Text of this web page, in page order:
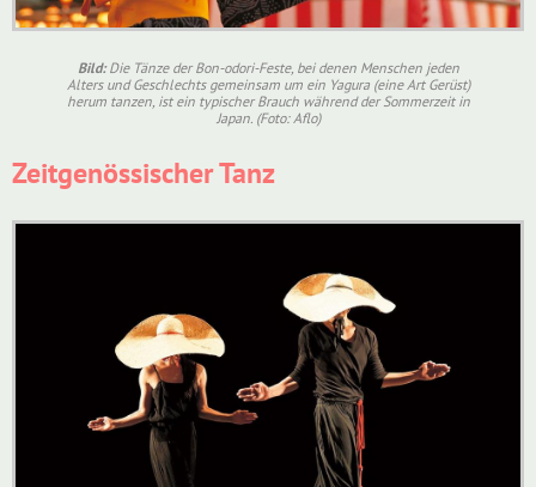
Bild:Die Tänze der Bon-odori-Feste, bei denen Menschen jeden
Alters und Geschlechts gemeinsam um ein Yagura (eine Art Gerüst)
herum tanzen, ist ein typischer Brauch während der Sommerzeit in
Japan. (Foto: Aflo)
Zeitgenössischer Tanz